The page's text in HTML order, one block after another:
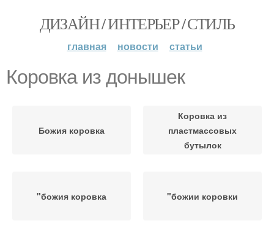
ДИЗАЙН / ИНТЕРЬЕР / СТИЛЬ
главная новости статьи
Коровка из донышек
Божия коровка
Коровка из
пластмассовых
бутылок
"божия коровка "божии коровки